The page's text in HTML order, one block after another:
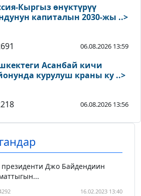
Кыргыз өнүктүрүү
капиталын 2030-жы ..>
06.08.2026 13:59
Асанбай кичи
курулуш краны ку ..>
06.08.2026 13:56
Джо Байдендиин
16.02.2023 13:40